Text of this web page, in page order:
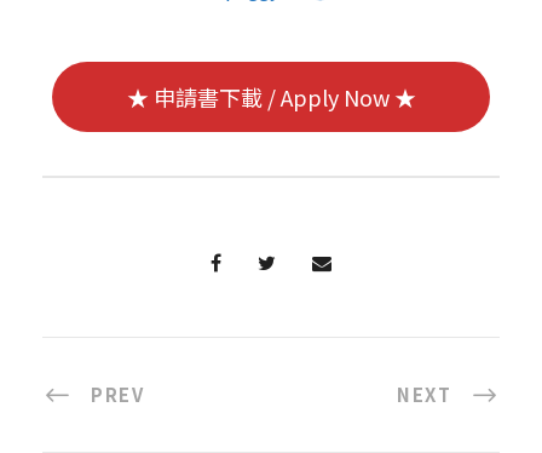
★ 申請書下載 / Apply Now ★
PREV NEXT